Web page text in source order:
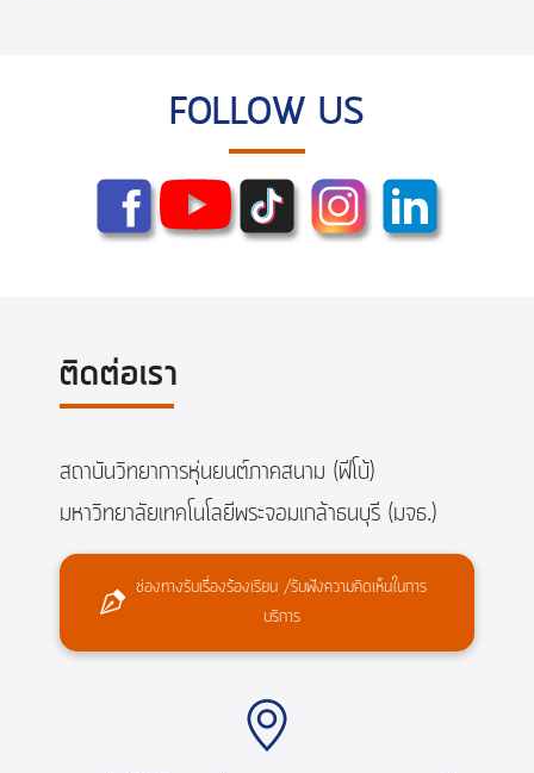
FOLLOW US
ติดต่อเรา
สถาบันวิทยาการหุ่นยนต์ภาคสนาม (ฟีโบ้)
มหาวิทยาลัยเทคโนโลยีพระจอมเกล้าธนบุรี (มจธ.)
ช่องทางรับเรื่องร้องเรียน /รับฟังความคิดเห็นในการ
บริการ